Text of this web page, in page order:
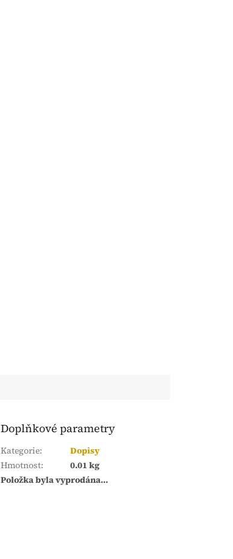
Doplňkové parametry
Kategorie:
Dopisy
Hmotnost:
0.01 kg
Položka byla vyprodána…